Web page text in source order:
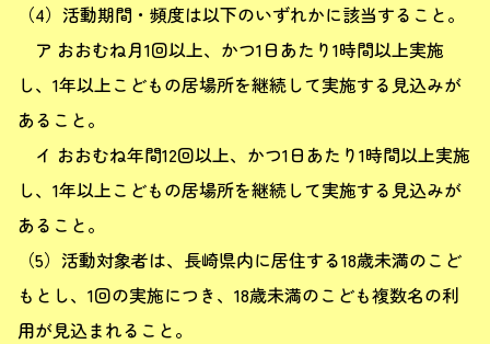
（4）活動期間・頻度は以下のいずれかに該当すること。
ア おおむね月1回以上、かつ1日あたり1時間以上実施
し、1年以上こどもの居場所を継続して実施する見込みが
あること。
イ おおむね年間12回以上、かつ1日あたり1時間以上実施
し、1年以上こどもの居場所を継続して実施する見込みが
あること。
（5）活動対象者は、長崎県内に居住する18歳未満のこど
もとし、1回の実施につき、18歳未満のこども複数名の利
用が見込まれること。